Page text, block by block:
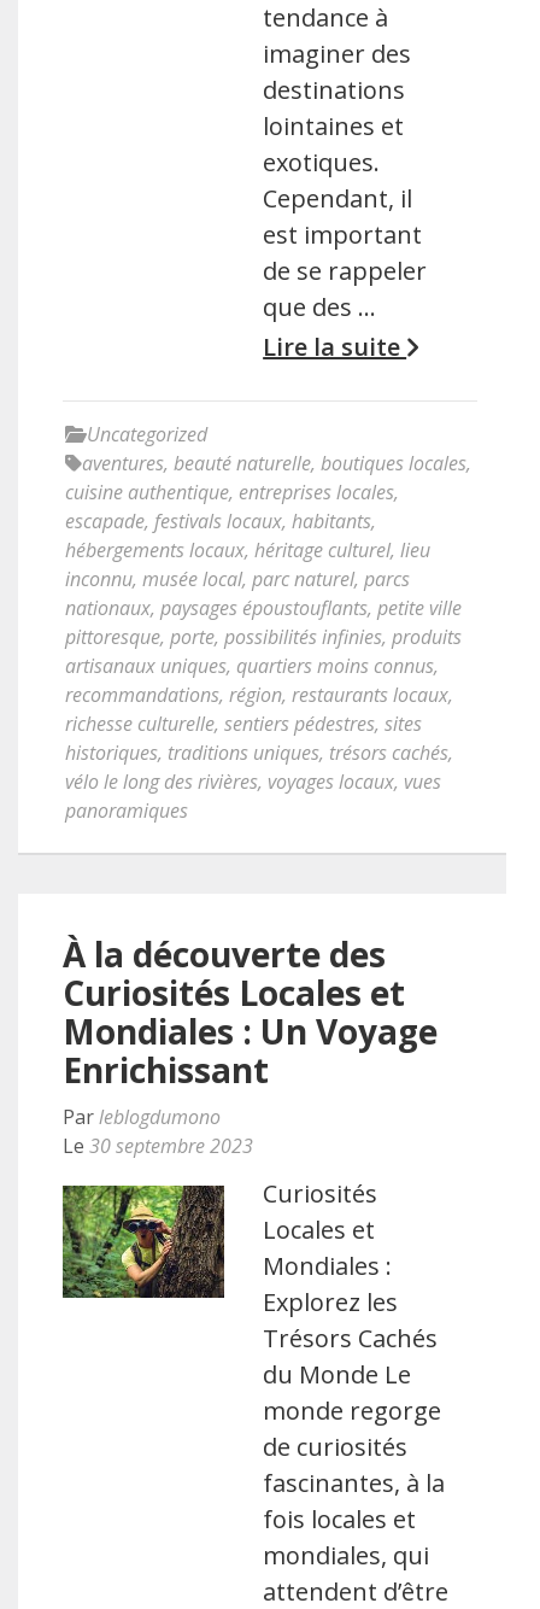
tendance à
imaginer des
destinations
lointaines et
exotiques.
Cependant, il
est important
de se rappeler
que des …
Lire la suite
Uncategorized
aventures, beauté naturelle, boutiques locales,
cuisine authentique, entreprises locales,
escapade, festivals locaux, habitants,
hébergements locaux, héritage culturel, lieu
inconnu, musée local, parc naturel, parcs
nationaux, paysages époustouflants, petite ville
pittoresque, porte, possibilités infinies, produits
artisanaux uniques, quartiers moins connus,
recommandations, région, restaurants locaux,
richesse culturelle, sentiers pédestres, sites
historiques, traditions uniques, trésors cachés,
vélo le long des rivières, voyages locaux, vues
panoramiques
À la découverte des
Curiosités Locales et
Mondiales : Un Voyage
Enrichissant
Parleblogdumono
Le 30 septembre 2023
Curiosités
Locales et
Mondiales :
Explorez les
Trésors Cachés
du Monde Le
monde regorge
de curiosités
fascinantes, à la
fois locales et
mondiales, qui
attendent d’être